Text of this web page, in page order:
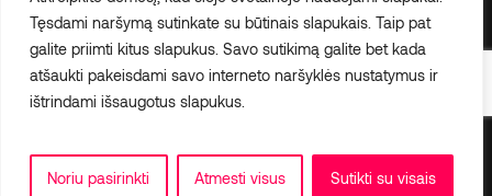
Tęsdami naršymą sutinkate su būtinais slapukais. Taip pat
galite priimti kitus slapukus. Savo sutikimą galite bet kada
atšaukti pakeisdami savo interneto naršyklės nustatymus ir
ištrindami išsaugotus slapukus.
Noriu pasirinkti Atmesti visus Sutikti su visais
© 2026 Creative Partner
hi@cpartner.lt
Facebook